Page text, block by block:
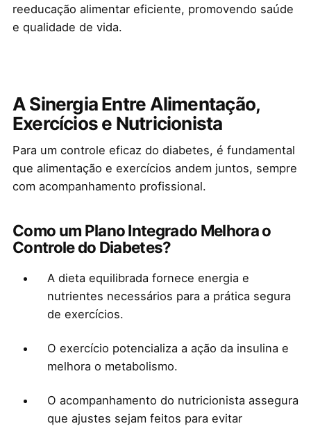
reeducação alimentar eficiente, promovendo saúde
e qualidade de vida.
A Sinergia Entre Alimentação,
Exercícios e Nutricionista
Para um controle eficaz do diabetes, é fundamental
que alimentação e exercícios andem juntos, sempre
com acompanhamento profissional.
Como um Plano Integrado Melhora o
Controle do Diabetes?
A dieta equilibrada fornece energia e
nutrientes necessários para a prática segura
de exercícios.
O exercício potencializa a ação da insulina e
melhora o metabolismo.
O acompanhamento do nutricionista assegura
que ajustes sejam feitos para evitar